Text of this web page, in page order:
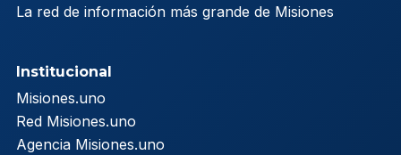
La red de información más grande de Misiones
Institucional
Misiones.uno
Red Misiones.uno
Agencia Misiones.uno